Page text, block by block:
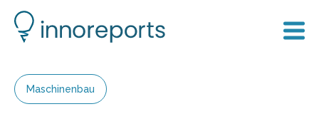
Maschinenbau